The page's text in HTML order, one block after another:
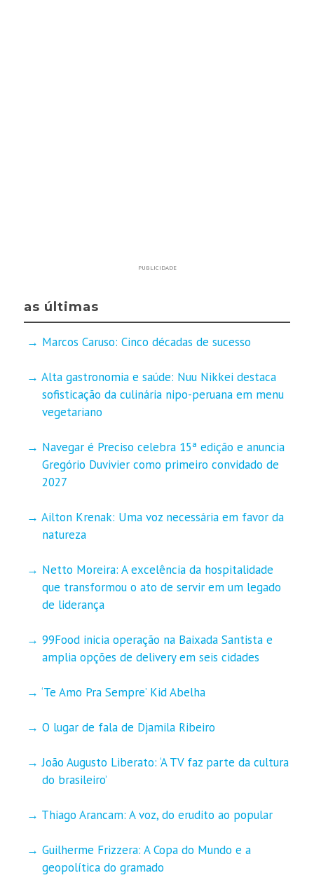
PUBLICIDADE
as últimas
Marcos Caruso: Cinco décadas de sucesso
Alta gastronomia e saúde: Nuu Nikkei destaca
sofisticação da culinária nipo-peruana em menu
vegetariano
Navegar é Preciso celebra 15ª edição e anuncia
Gregório Duvivier como primeiro convidado de
2027
Ailton Krenak: Uma voz necessária em favor da
natureza
Netto Moreira: A excelência da hospitalidade
que transformou o ato de servir em um legado
de liderança
99Food inicia operação na Baixada Santista e
amplia opções de delivery em seis cidades
‘Te Amo Pra Sempre’ Kid Abelha
O lugar de fala de Djamila Ribeiro
João Augusto Liberato: ‘A TV faz parte da cultura
do brasileiro’
Thiago Arancam: A voz, do erudito ao popular
Guilherme Frizzera: A Copa do Mundo e a
geopolítica do gramado